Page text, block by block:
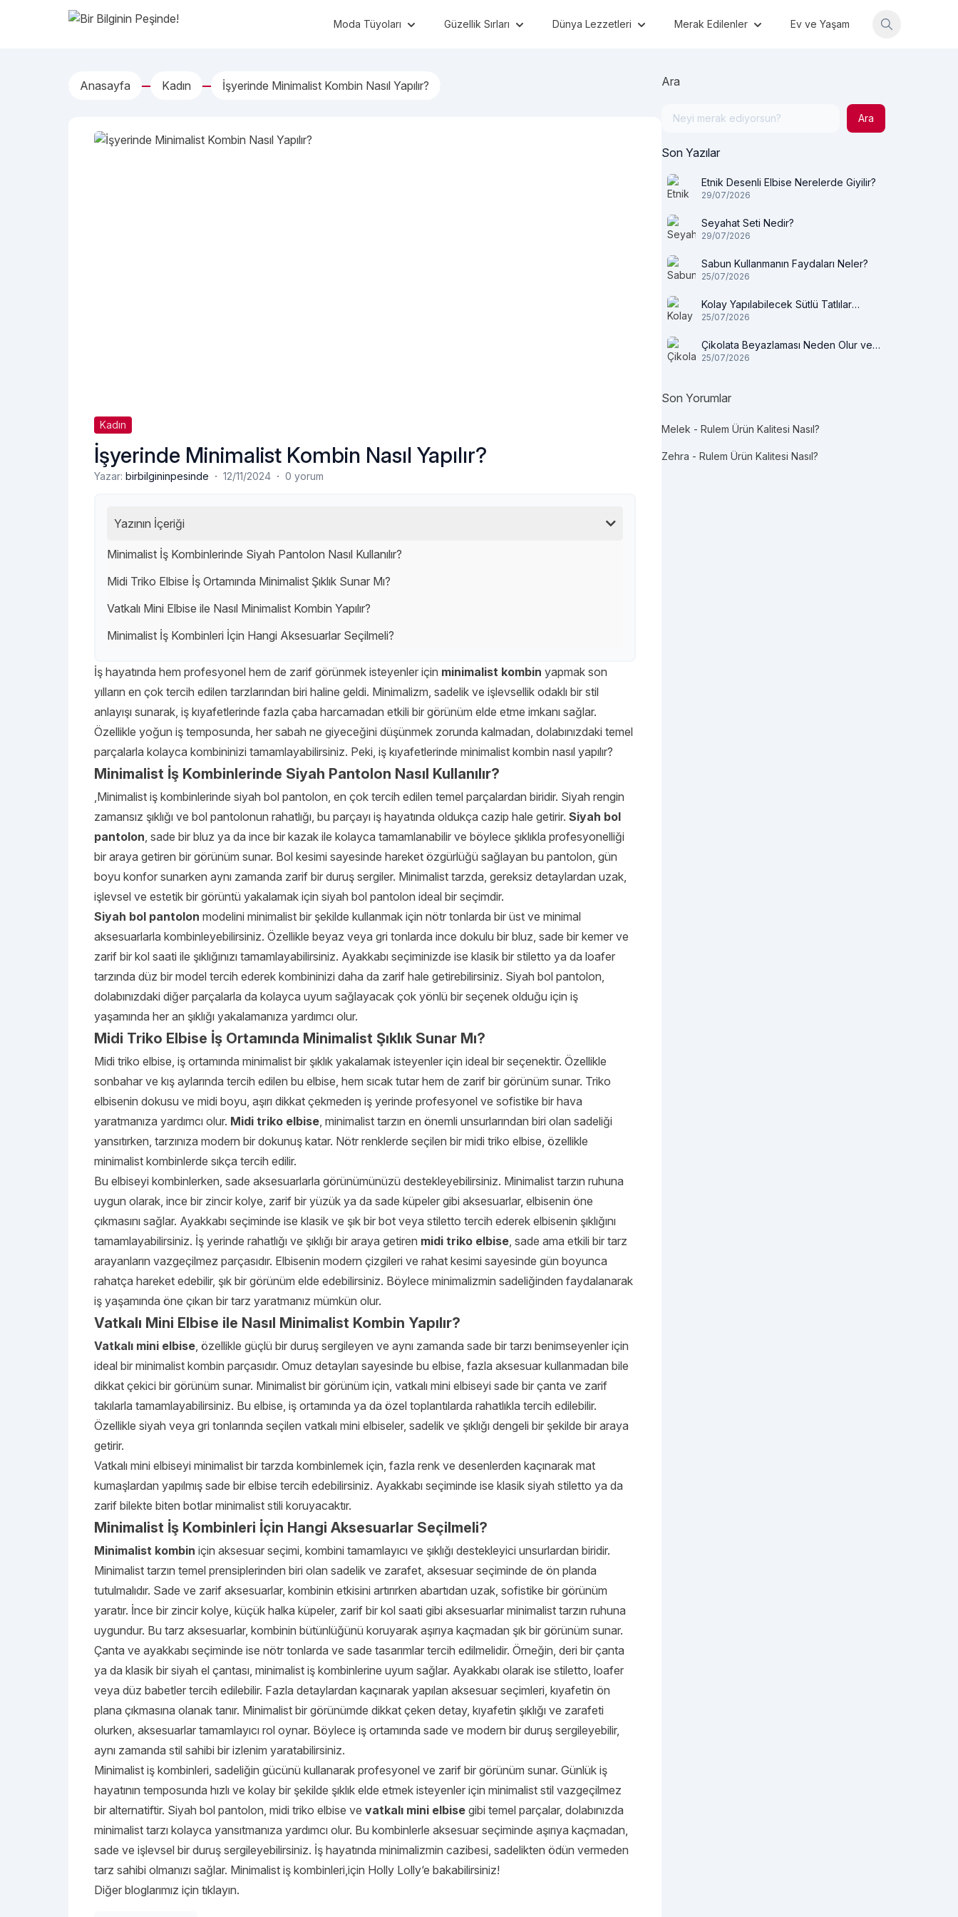
Bir Bilginin Peşinde! Moda Tüyoları Güzellik Sırları Dünya Lezzetleri Merak Edilenler Ev ve Yaşam
Anasayfa Kadın İşyerinde Minimalist Kombin Nasıl Yapılır?
Kadın
İşyerinde Minimalist Kombin Nasıl Yapılır?
Yazar: birbilgininpesinde · 12/11/2024 · 0 yorum
Yazının İçeriği
Minimalist İş Kombinlerinde Siyah Pantolon Nasıl Kullanılır?
Midi Triko Elbise İş Ortamında Minimalist Şıklık Sunar Mı?
Vatkalı Mini Elbise ile Nasıl Minimalist Kombin Yapılır?
Minimalist İş Kombinleri İçin Hangi Aksesuarlar Seçilmeli?
İş hayatında hem profesyonel hem de zarif görünmek isteyenler için minimalist kombin yapmak son
yılların en çok tercih edilen tarzlarından biri haline geldi. Minimalizm, sadelik ve işlevsellik odaklı bir stil
anlayışı sunarak, iş kıyafetlerinde fazla çaba harcamadan etkili bir görünüm elde etme imkanı sağlar.
Özellikle yoğun iş temposunda, her sabah ne giyeceğini düşünmek zorunda kalmadan, dolabınızdaki temel
parçalarla kolayca kombininizi tamamlayabilirsiniz. Peki, iş kıyafetlerinde minimalist kombin nasıl yapılır?
Minimalist İş Kombinlerinde Siyah Pantolon Nasıl Kullanılır?
,Minimalist iş kombinlerinde siyah bol pantolon, en çok tercih edilen temel parçalardan biridir. Siyah rengin
zamansız şıklığı ve bol pantolonun rahatlığı, bu parçayı iş hayatında oldukça cazip hale getirir. Siyah bol
pantolon, sade bir bluz ya da ince bir kazak ile kolayca tamamlanabilir ve böylece şıklıkla profesyonelliği
bir araya getiren bir görünüm sunar. Bol kesimi sayesinde hareket özgürlüğü sağlayan bu pantolon, gün
boyu konfor sunarken aynı zamanda zarif bir duruş sergiler. Minimalist tarzda, gereksiz detaylardan uzak,
işlevsel ve estetik bir görüntü yakalamak için siyah bol pantolon ideal bir seçimdir.
Siyah bol pantolon modelini minimalist bir şekilde kullanmak için nötr tonlarda bir üst ve minimal
aksesuarlarla kombinleyebilirsiniz. Özellikle beyaz veya gri tonlarda ince dokulu bir bluz, sade bir kemer ve
zarif bir kol saati ile şıklığınızı tamamlayabilirsiniz. Ayakkabı seçiminizde ise klasik bir stiletto ya da loafer
tarzında düz bir model tercih ederek kombininizi daha da zarif hale getirebilirsiniz. Siyah bol pantolon,
dolabınızdaki diğer parçalarla da kolayca uyum sağlayacak çok yönlü bir seçenek olduğu için iş
yaşamında her an şıklığı yakalamanıza yardımcı olur.
Midi Triko Elbise İş Ortamında Minimalist Şıklık Sunar Mı?
Midi triko elbise, iş ortamında minimalist bir şıklık yakalamak isteyenler için ideal bir seçenektir. Özellikle
sonbahar ve kış aylarında tercih edilen bu elbise, hem sıcak tutar hem de zarif bir görünüm sunar. Triko
elbisenin dokusu ve midi boyu, aşırı dikkat çekmeden iş yerinde profesyonel ve sofistike bir hava
yaratmanıza yardımcı olur. Midi triko elbise, minimalist tarzın en önemli unsurlarından biri olan sadeliği
yansıtırken, tarzınıza modern bir dokunuş katar. Nötr renklerde seçilen bir midi triko elbise, özellikle
minimalist kombinlerde sıkça tercih edilir.
Bu elbiseyi kombinlerken, sade aksesuarlarla görünümünüzü destekleyebilirsiniz. Minimalist tarzın ruhuna
uygun olarak, ince bir zincir kolye, zarif bir yüzük ya da sade küpeler gibi aksesuarlar, elbisenin öne
çıkmasını sağlar. Ayakkabı seçiminde ise klasik ve şık bir bot veya stiletto tercih ederek elbisenin şıklığını
tamamlayabilirsiniz. İş yerinde rahatlığı ve şıklığı bir araya getiren midi triko elbise, sade ama etkili bir tarz
arayanların vazgeçilmez parçasıdır. Elbisenin modern çizgileri ve rahat kesimi sayesinde gün boyunca
rahatça hareket edebilir, şık bir görünüm elde edebilirsiniz. Böylece minimalizmin sadeliğinden faydalanarak
iş yaşamında öne çıkan bir tarz yaratmanız mümkün olur.
Vatkalı Mini Elbise ile Nasıl Minimalist Kombin Yapılır?
Vatkalı mini elbise, özellikle güçlü bir duruş sergileyen ve aynı zamanda sade bir tarzı benimseyenler için
ideal bir minimalist kombin parçasıdır. Omuz detayları sayesinde bu elbise, fazla aksesuar kullanmadan bile
dikkat çekici bir görünüm sunar. Minimalist bir görünüm için, vatkalı mini elbiseyi sade bir çanta ve zarif
takılarla tamamlayabilirsiniz. Bu elbise, iş ortamında ya da özel toplantılarda rahatlıkla tercih edilebilir.
Özellikle siyah veya gri tonlarında seçilen vatkalı mini elbiseler, sadelik ve şıklığı dengeli bir şekilde bir araya
getirir.
Vatkalı mini elbiseyi minimalist bir tarzda kombinlemek için, fazla renk ve desenlerden kaçınarak mat
kumaşlardan yapılmış sade bir elbise tercih edebilirsiniz. Ayakkabı seçiminde ise klasik siyah stiletto ya da
zarif bilekte biten botlar minimalist stili koruyacaktır.
Minimalist İş Kombinleri İçin Hangi Aksesuarlar Seçilmeli?
Minimalist kombin için aksesuar seçimi, kombini tamamlayıcı ve şıklığı destekleyici unsurlardan biridir.
Minimalist tarzın temel prensiplerinden biri olan sadelik ve zarafet, aksesuar seçiminde de ön planda
tutulmalıdır. Sade ve zarif aksesuarlar, kombinin etkisini artırırken abartıdan uzak, sofistike bir görünüm
yaratır. İnce bir zincir kolye, küçük halka küpeler, zarif bir kol saati gibi aksesuarlar minimalist tarzın ruhuna
uygundur. Bu tarz aksesuarlar, kombinin bütünlüğünü koruyarak aşırıya kaçmadan şık bir görünüm sunar.
Çanta ve ayakkabı seçiminde ise nötr tonlarda ve sade tasarımlar tercih edilmelidir. Örneğin, deri bir çanta
ya da klasik bir siyah el çantası, minimalist iş kombinlerine uyum sağlar. Ayakkabı olarak ise stiletto, loafer
veya düz babetler tercih edilebilir. Fazla detaylardan kaçınarak yapılan aksesuar seçimleri, kıyafetin ön
plana çıkmasına olanak tanır. Minimalist bir görünümde dikkat çeken detay, kıyafetin şıklığı ve zarafeti
olurken, aksesuarlar tamamlayıcı rol oynar. Böylece iş ortamında sade ve modern bir duruş sergileyebilir,
aynı zamanda stil sahibi bir izlenim yaratabilirsiniz.
Minimalist iş kombinleri, sadeliğin gücünü kullanarak profesyonel ve zarif bir görünüm sunar. Günlük iş
hayatının temposunda hızlı ve kolay bir şekilde şıklık elde etmek isteyenler için minimalist stil vazgeçilmez
bir alternatiftir. Siyah bol pantolon, midi triko elbise ve vatkalı mini elbise gibi temel parçalar, dolabınızda
minimalist tarzı kolayca yansıtmanıza yardımcı olur. Bu kombinlerle aksesuar seçiminde aşırıya kaçmadan,
sade ve işlevsel bir duruş sergileyebilirsiniz. İş hayatında minimalizmin cazibesi, sadelikten ödün vermeden
tarz sahibi olmanızı sağlar. Minimalist iş kombinleri,için Holly Lolly‘e bakabilirsiniz!
Diğer bloglarımız için tıklayın.
Ara
Ara
Son Yazılar
Etnik Desenli Elbise Nerelerde Giyilir?
29/07/2026
Seyahat Seti Nedir?
29/07/2026
Sabun Kullanmanın Faydaları Neler?
25/07/2026
Kolay Yapılabilecek Sütlü Tatlılar
Nelerdir?
25/07/2026
Çikolata Beyazlaması Neden Olur ve
Tüketilir mi?
25/07/2026
Son Yorumlar
Melek - Rulem Ürün Kalitesi Nasıl?
Zehra - Rulem Ürün Kalitesi Nasıl?